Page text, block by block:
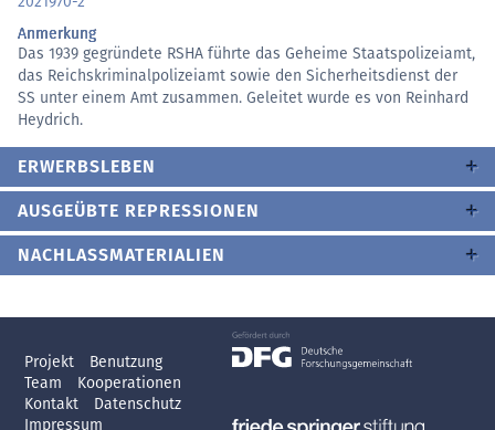
Anmerkung
Das 1939 gegründete RSHA führte das Geheime Staatspolizeiamt,
das Reichskriminalpolizeiamt sowie den Sicherheitsdienst der
SS unter einem Amt zusammen. Geleitet wurde es von Reinhard
Heydrich.
ERWERBSLEBEN
AUSGEÜBTE REPRESSIONEN
NACHLASSMATERIALIEN
Projekt
Benutzung
Team
Kooperationen
Kontakt
Datenschutz
Impressum